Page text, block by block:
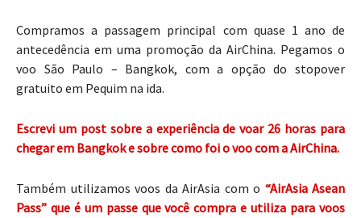
Compramos a passagem principal com quase 1 ano de
antecedência em uma promoção da AirChina. Pegamos o
voo São Paulo – Bangkok, com a opção do stopover
gratuito em Pequim na ida.
Escrevi um post sobre a experiência de voar 26 horas para
chegar em Bangkok e sobre como foi o voo com a AirChina.
Também utilizamos voos da AirAsia com o “AirAsia Asean
Pass” que é um passe que você compra e utiliza para voos